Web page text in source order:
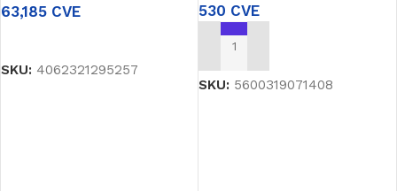
63,185 CVE
SKU: 4062321295257
530 CVE
ADICIONAR
SKU: 5600319071408